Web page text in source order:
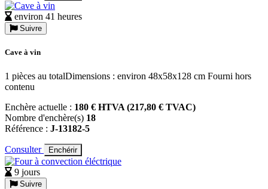
environ 41 heures
Suivre
Cave à vin
1 pièces au totalDimensions : environ 48x58x128 cm Fourni hors
contenu
Enchère actuelle : 180 € HTVA (217,80 € TVAC)
Nombre d'enchère(s) 18
Référence : J-13182-5
Consulter Enchérir
9 jours
Suivre